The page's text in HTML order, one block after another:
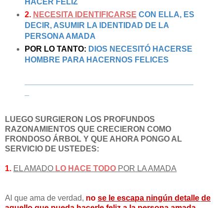
2. NECESITA IDENTIFICARSE CON ELLA, ES
DECIR, ASUMIR LA IDENTIDAD DE LA
PERSONA AMADA
POR LO TANTO: DIOS NECESITÓ HACERSE
HOMBRE PARA HACERNOS FELICES
LUEGO SURGIERON LOS PROFUNDOS
RAZONAMIENTOS QUE CRECIERON COMO
FRONDOSO ÁRBOL Y QUE AHORA PONGO AL
SERVICIO DE USTEDES:
1. EL AMADO LO HACE TODO POR LA AMADA
Al que ama de verdad, no se le escapa ningún detalle de